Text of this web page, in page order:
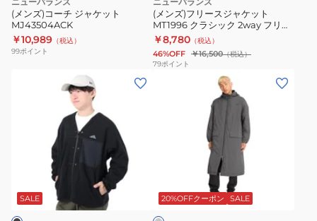
ト
MJ43504ACK
(メンズ)コーチ ジャケット
MJ43504ACK
￥10,989 （税込）
99ポイント
ッ
ト
MT1996
ク
ー
ス
(メンズ)フリースジャケット
MT1996 クラシック 2way フリー
スカーディガン AMJ35106DMO
ダークモス
￥8,780 （税込）
46%OFF ￥16,500（税込）
79ポイント
ジ
ャ
SALE
ー
カ
20%OFFクーポン SALE
チ
ャ
コ
ー